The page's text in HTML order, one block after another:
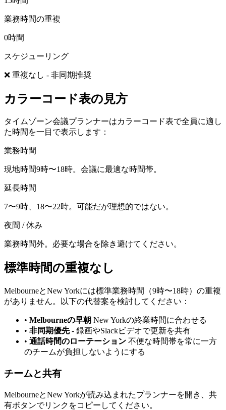
業務時間の重複
0時間
スケジューリング
❌ 重複なし - 非同期推奨
カラーコード表の見方
タイムゾーン会議プランナーはカラーコード表で全員に適し
た時間を一目で表示します：
業務時間
現地時間9時〜18時。会議に最適な時間帯。
延長時間
7〜9時、18〜22時。可能だが理想的ではない。
夜間 / 休み
業務時間外。必要な場合を除き避けてください。
標準時間の重複なし
MelbourneとNew Yorkには標準業務時間（9時〜18時）の重複
がありません。以下の代替案を検討してください：
• Melbourneの早朝 New Yorkの終業時間に合わせる
• 非同期優先- 録画やSlackビデオで更新を共有
• 通話時間のローテーション 不便な時間帯を常に一方
のチームが負担しないようにする
チームと共有
MelbourneとNew Yorkが読み込まれたプランナーを開き、共
有ボタンでリンクをコピーしてください。